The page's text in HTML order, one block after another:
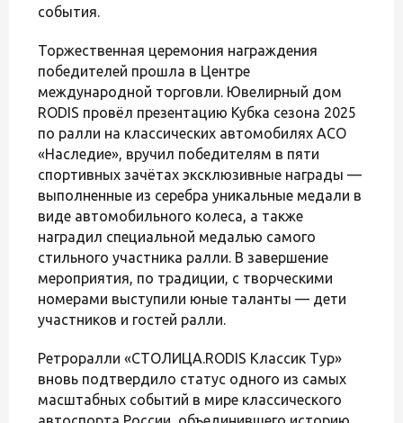
события.
Торжественная церемония награждения
победителей прошла в Центре
международной торговли. Ювелирный дом
RODIS провёл презентацию Кубка сезона 2025
по ралли на классических автомобилях АСО
«Наследие», вручил победителям в пяти
спортивных зачётах эксклюзивные награды —
выполненные из серебра уникальные медали в
виде автомобильного колеса, а также
наградил специальной медалью самого
стильного участника ралли. В завершение
мероприятия, по традиции, с творческими
номерами выступили юные таланты — дети
участников и гостей ралли.
Ретроралли «СТОЛИЦА.RODIS Классик Тур»
вновь подтвердило статус одного из самых
масштабных событий в мире классического